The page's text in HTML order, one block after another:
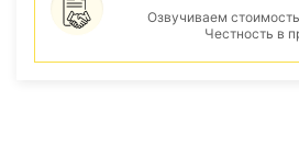
Озвучиваем
Честность в